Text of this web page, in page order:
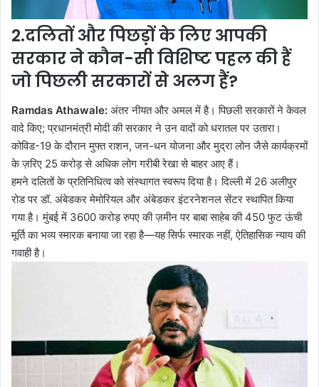
2.दलितों और पिछड़ों के लिए आपकी
सरकार ने कौन-सी विशिष्ट पहल की हैं
जो पिछली सरकारों से अलग हैं?
Ramdas Athawale: अंतर नीयत और अमल में है। पिछली सरकारों ने केवल
वादे किए; प्रधानमंत्री मोदी की सरकार ने उन वादों को धरातल पर उतारा।
कोविड-19 के दौरान मुफ्त राशन, जन-धन योजना और मुद्रा लोन जैसे कार्यक्रमों
के ज़रिए 25 करोड़ से अधिक लोग गरीबी रेखा से बाहर आए हैं।
हमने दलितों के प्रतिनिधित्व को संस्थागत स्वरूप दिया है। दिल्ली में 26 अलीपुर
रोड पर डॉ. अंबेडकर मेमोरियल और अंबेडकर इंटरनेशनल सेंटर स्थापित किया
गया है। मुंबई में 3600 करोड़ रुपए की ज़मीन पर बाबा साहेब की 450 फुट ऊंची
मूर्ति का भव्य स्मारक बनाया जा रहा है—यह सिर्फ स्मारक नहीं, ऐतिहासिक न्याय की
गवाही है।